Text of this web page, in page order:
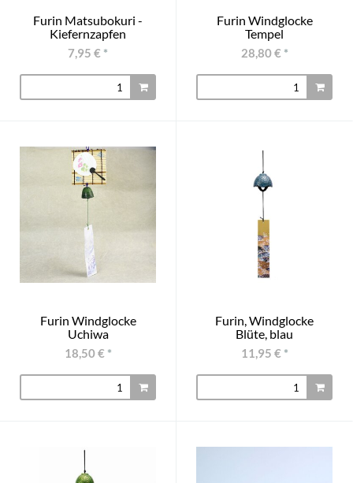
Furin Matsubokuri -
Kiefernzapfen
7,95 € *
Furin Windglocke
Tempel
28,80 € *
Furin Windglocke
Uchiwa
18,50 € *
Furin, Windglocke
Blüte, blau
11,95 € *